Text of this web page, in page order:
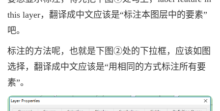
this layer，翻译成中文应该是“标注本图层中的要素”
吧。
标注的方法呢，也就是下图②处的下拉框，应该如图
选择，翻译成中文应该是“用相同的方式标注所有要
素”。